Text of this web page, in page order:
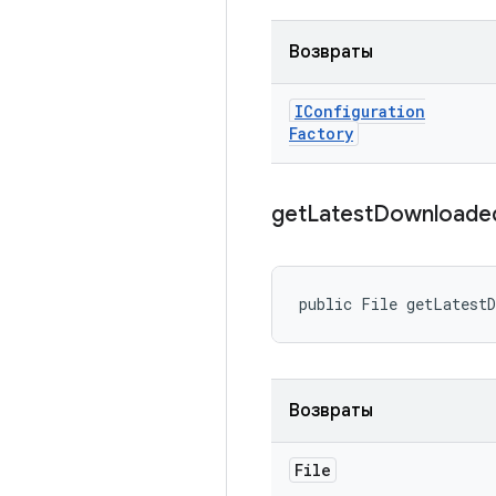
Возвраты
IConfiguration
Factory
getLatest
public File
Возвраты
File